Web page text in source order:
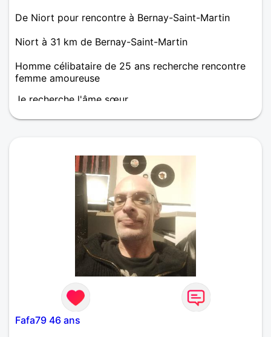
De Niort pour rencontre à Bernay-Saint-Martin
Niort à 31 km de Bernay-Saint-Martin
Homme célibataire de 25 ans recherche rencontre
femme amoureuse
Je recherche l'âme sœur
Fafa79 46 ans